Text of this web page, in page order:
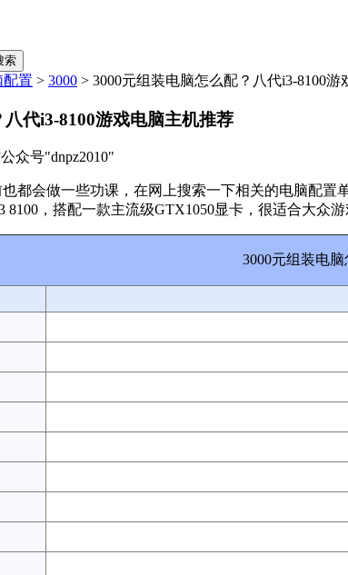
索
配置 > 3000 > 3000元组装电脑怎么配？八代i3-8100游
代i3-8100游戏电脑主机推荐
众号"dnpz2010"
都会做一些功课，在网上搜索一下相关的电脑配
8100，搭配一款主流级GTX1050显卡，很适合大众游
3000元组装电